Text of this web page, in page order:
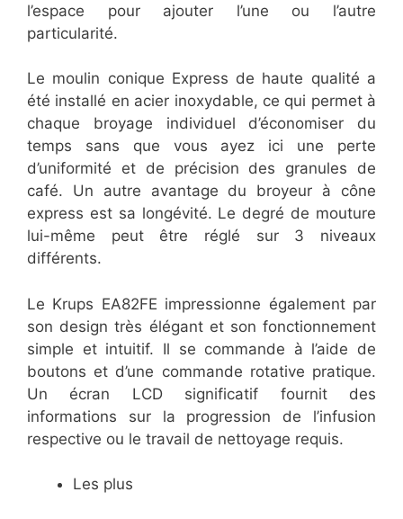
l’espace pour ajouter l’une ou l’autre
particularité.
Le moulin conique Express de haute qualité a
été installé en acier inoxydable, ce qui permet à
chaque broyage individuel d’économiser du
temps sans que vous ayez ici une perte
d’uniformité et de précision des granules de
café. Un autre avantage du broyeur à cône
express est sa longévité. Le degré de mouture
lui-même peut être réglé sur 3 niveaux
différents.
Le Krups EA82FE impressionne également par
son design très élégant et son fonctionnement
simple et intuitif. Il se commande à l’aide de
boutons et d’une commande rotative pratique.
Un écran LCD significatif fournit des
informations sur la progression de l’infusion
respective ou le travail de nettoyage requis.
Les plus